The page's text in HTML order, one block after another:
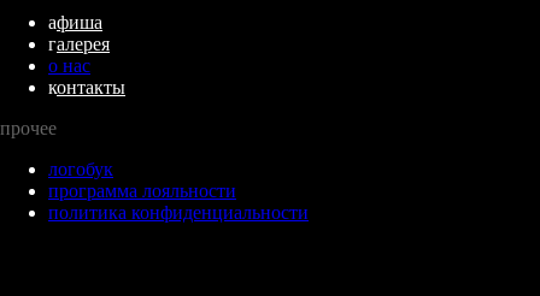
афиша
галерея
о нас
контакты
прочее
логобук
программа лояльности
политика конфиденциальности